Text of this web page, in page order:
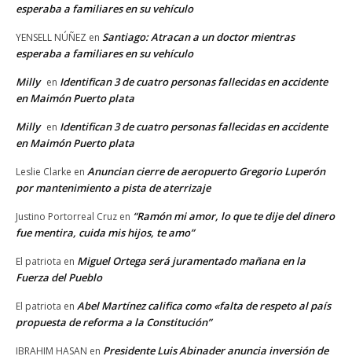
esperaba a familiares en su vehículo
YENSELL NÚÑEZ en Santiago: Atracan a un doctor mientras
esperaba a familiares en su vehículo
Milly en Identifican 3 de cuatro personas fallecidas en accidente
en Maimón Puerto plata
Milly en Identifican 3 de cuatro personas fallecidas en accidente
en Maimón Puerto plata
Leslie Clarke en Anuncian cierre de aeropuerto Gregorio Luperón
por mantenimiento a pista de aterrizaje
Justino Portorreal Cruz en “Ramón mi amor, lo que te dije del dinero
fue mentira, cuida mis hijos, te amo”
El patriota en Miguel Ortega será juramentado mañana en la
Fuerza del Pueblo
El patriota en Abel Martínez califica como «falta de respeto al país
propuesta de reforma a la Constitución”
IBRAHIM HASAN en Presidente Luis Abinader anuncia inversión de